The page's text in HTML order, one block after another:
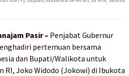
Pasir – Penjabat Gubernur
pertemuan bersama
dan Bupati/Walikota untuk
RI, Joko Widodo (Jokowi) di Ibukota